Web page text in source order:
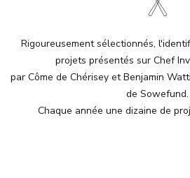
Rigoureusement sélectionnés,
projets présentés sur Chef
par Côme de Chérisey et Benjamin
de Sowefund.
Chaque année une dizaine de